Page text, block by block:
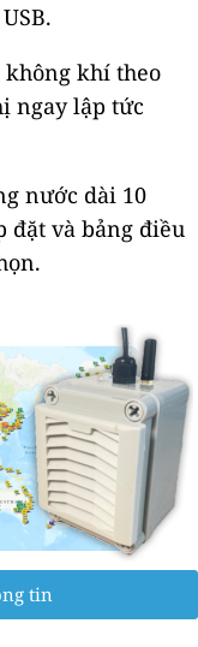
khí theo
ngay lập tức
nước dài 10
đặt và bảng điều
tin